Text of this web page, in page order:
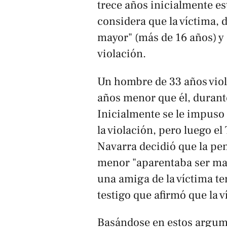
trece años inicialmente
considera que la víctima,
mayor" (más de 16 años)
violación.
Un hombre de 33 años
años menor que él,
Inicialmente se le
la violación, pero luego
Navarra decidió que la
menor "aparentaba ser
una amiga de la víctima
testigo que afirmó que la
Basándose en estos